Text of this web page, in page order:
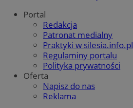
Portal
Redakcja
Patronat medialny
Praktyki w silesia.info.pl
Regulaminy portalu
Polityka prywatności
Oferta
Napisz do nas
Reklama